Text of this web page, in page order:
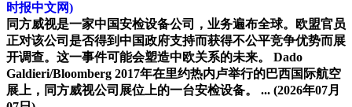
时报中文网)
同方威视是一家中国安检设备公司，业务遍布全球。欧盟官员
正对该公司是否得到中国政府支持而获得不公平竞争优势而展
开调查。这一事件可能会塑造中欧关系的未来。 Dado
Galdieri/Bloomberg 2017年在里约热内卢举行的巴西国际航空
展上，同方威视公司展位上的一台安检设备。 ... (2026年07月